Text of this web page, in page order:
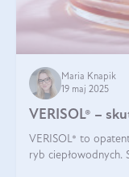
Maria Knapik
19 maj 2025
VERISOL® –
VERISOL® to
ryb ciepłowodnych. Składniki stymulują fibroblasty do